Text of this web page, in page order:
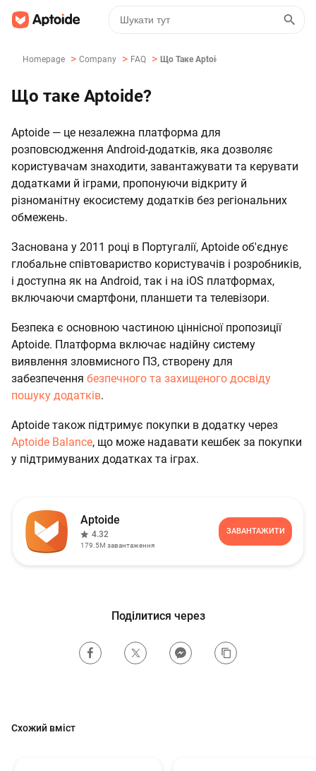
Homepage > Company > FAQ > Що Таке Aptoide?
Що таке Aptoide?
Aptoide — це незалежна платформа для
розповсюдження Android-додатків, яка дозволяє
користувачам знаходити, завантажувати та керувати
додатками й іграми, пропонуючи відкриту й
різноманітну екосистему додатків без регіональних
обмежень.
Заснована у 2011 році в Португалії, Aptoide об'єднує
глобальне співтовариство користувачів і розробників,
і доступна як на Android, так і на iOS платформах,
включаючи смартфони, планшети та телевізори.
Безпека є основною частиною ціннісної пропозиції
Aptoide. Платформа включає надійну систему
виявлення зловмисного ПЗ, створену для
забезпечення безпечного та захищеного досвіду
пошуку додатків.
Aptoide також підтримує покупки в додатку через
Aptoide Balance, що може надавати кешбек за покупки
у підтримуваних додатках та іграх.
Aptoide
4.32
179.5M завантаження
ЗАВАНТАЖИТИ
Поділитися через
Схожий вміст